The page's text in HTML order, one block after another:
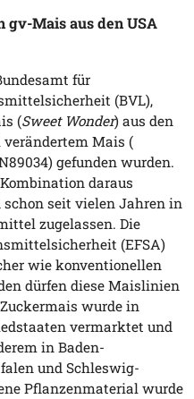
gv-Mais aus den USA
für
(BVL),
(Sweet Wonder) aus den
verändertem Mais (
gefunden wurden.
daraus
schon seit vielen Jahren in
zugelassen. Die
(EFSA)
wie konventionellen
dürfen diese Maislinien
wurde in
vermarktet und
in Baden-
und Schleswig-
Pflanzenmaterial wurde